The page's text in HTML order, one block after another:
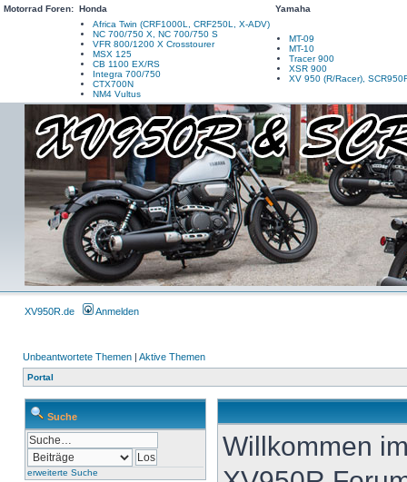
Motorrad Foren: Honda
Yamaha
Africa Twin (CRF1000L, CRF250L, X-ADV)
NC 700/750 X, NC 700/750 S
VFR 800/1200 X Crosstourer
MSX 125
CB 1100 EX/RS
Integra 700/750
CTX700N
NM4 Vultus
MT-09
MT-10
Tracer 900
XSR 900
XV 950 (R/Racer),
XV950R.de Anmelden
Unbeantwortete Themen | Aktive Themen
Portal
Suche
erweiterte Suche
Willkommen